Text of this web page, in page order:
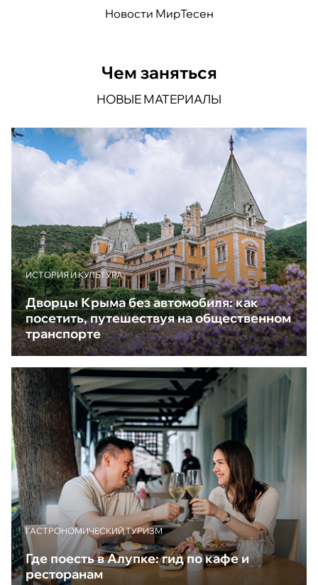
Новости МирТесен
Чем заняться
НОВЫЕ МАТЕРИАЛЫ
ИСТОРИЯ И КУЛЬТУРА
Дворцы Крыма без автомобиля: как
посетить, путешествуя на общественном
транспорте
ГАСТРОНОМИЧЕСКИЙ ТУРИЗМ
Где поесть в Алупке: гид по кафе и
ресторанам